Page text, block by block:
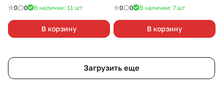
0 0 В наличии: 11 шт
В корзину
0 0 В наличии: 7 шт
В корзину
Загрузить еще